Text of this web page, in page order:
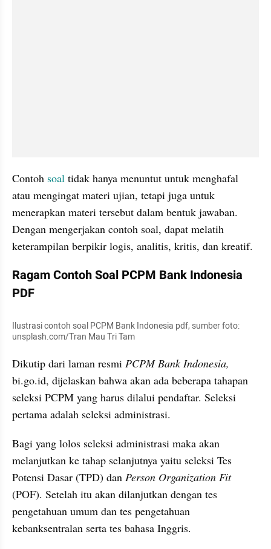
Contoh soal tidak hanya menuntut untuk menghafal
atau mengingat materi ujian, tetapi juga untuk
menerapkan materi tersebut dalam bentuk jawaban.
Dengan mengerjakan contoh soal, dapat melatih
keterampilan berpikir logis, analitis, kritis, dan kreatif.
Ragam Contoh Soal PCPM Bank Indonesia
PDF
Ilustrasi contoh soal PCPM Bank Indonesia pdf, sumber foto:
unsplash.com/Tran Mau Tri Tam
Dikutip dari laman resmi PCPM Bank Indonesia,
bi.go.id, dijelaskan bahwa akan ada beberapa tahapan
seleksi PCPM yang harus dilalui pendaftar. Seleksi
pertama adalah seleksi administrasi.
Bagi yang lolos seleksi administrasi maka akan
melanjutkan ke tahap selanjutnya yaitu seleksi Tes
Potensi Dasar (TPD) dan Person Organization Fit
(POF). Setelah itu akan dilanjutkan dengan tes
pengetahuan umum dan tes pengetahuan
kebanksentralan serta tes bahasa Inggris.